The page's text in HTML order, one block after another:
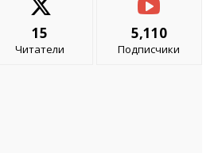
15
Читатели
5,110
Подписчики